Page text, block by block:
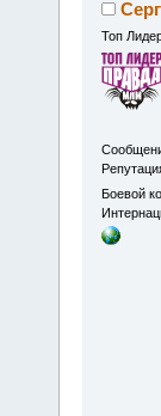
Топ
Боевой